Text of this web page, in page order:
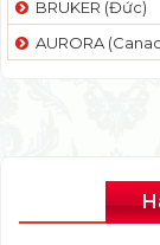
BRUKER (Đức)
AURORA